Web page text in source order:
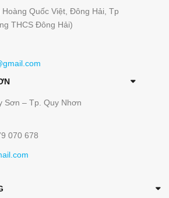
Quốc Việt, Đông Hải, Tp
THCS Đông Hải)
Sơn – Tp. Quy Nhơn
070 678